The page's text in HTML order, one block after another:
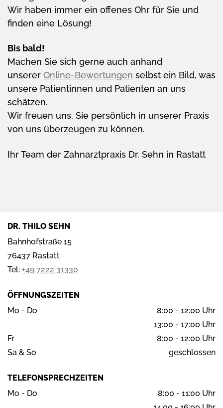
Wir haben immer ein offenes Ohr für Sie und
finden eine Lösung!
Bis bald!
Machen Sie sich gerne auch anhand
unserer Online-Bewertungen selbst ein Bild, was
unsere Patientinnen und Patienten an uns
schätzen.
Wir freuen uns, Sie persönlich in unserer Praxis
von uns überzeugen zu können.
Ihr Team der Zahnarztpraxis Dr. Sehn in Rastatt
DR. THILO SEHN
Bahnhofstraße 15
76437 Rastatt
Tel: +49 7222 31330
ÖFFNUNGS­­ZEITEN
Mo - Do
8:00 - 12:00 Uhr
13:00 - 17:00 Uhr
Fr
8:00 - 12:00 Uhr
Sa & So
geschlossen
TELEFON­SPRECHZEITEN
Mo - Do
8:00 - 11:00 Uhr